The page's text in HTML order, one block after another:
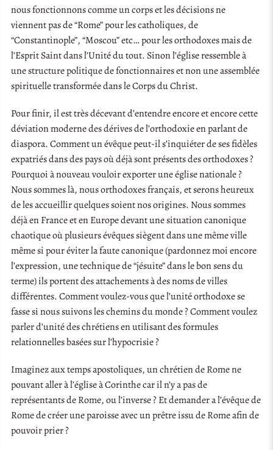
nous fonctionnons comme un corps et les décisions ne
viennent pas de “Rome” pour les catholiques, de
“Constantinople”, “Moscou” etc… pour les orthodoxes mais de
l’Esprit Saint dans l’Unité du tout. Sinon l’église ressemble à
une structure politique de fonctionnaires et non une assemblée
spirituelle transformée dans le Corps du Christ.
Pour finir, il est très décevant d’entendre encore et encore cette
déviation moderne des dérives de l’orthodoxie en parlant de
diaspora. Comment un évêque peut-il s’inquiéter de ses fidèles
expatriés dans des pays où déjà sont présents des orthodoxes ?
Pourquoi à nouveau vouloir exporter une église nationale ?
Nous sommes là, nous orthodoxes français, et serons heureux
de les accueillir quelques soient nos origines. Nous sommes
déjà en France et en Europe devant une situation canonique
chaotique où plusieurs évêques siègent dans une même ville
même si pour éviter la faute canonique (pardonnez moi encore
l’expression, une technique de “jésuite” dans le bon sens du
terme) ils portent des attachements à des noms de villes
différentes. Comment voulez-vous que l’unité orthodoxe se
fasse si nous suivons les chemins du monde ? Comment voulez
parler d’unité des chrétiens en utilisant des formules
relationnelles basées sur l’hypocrisie ?
Imaginez aux temps apostoliques, un chrétien de Rome ne
pouvant aller à l’église à Corinthe car il n’y a pas de
représentants de Rome, ou l’inverse ? Et demander a l’évêque de
Rome de créer une paroisse avec un prêtre issu de Rome afin de
pouvoir prier ?